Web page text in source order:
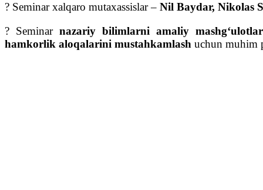
? Seminar xalqaro mutaxassislar – Nil Baydar, Nikolas
? Seminar nazariy bilimlarni amaliy
hamkorlik aloqalarini mustahkamlash uchun muhim